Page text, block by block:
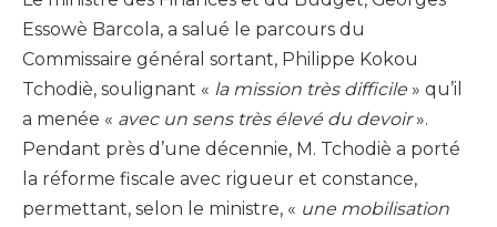
Essowè Barcola, a salué le parcours du
Commissaire général sortant, Philippe Kokou
Tchodiè, soulignant « la mission très difficile » qu’il
a menée « avec un sens très élevé du devoir».
Pendant près d’une décennie, M. Tchodiè a porté
la réforme fiscale avec rigueur et constance,
permettant, selon le ministre, « une mobilisation